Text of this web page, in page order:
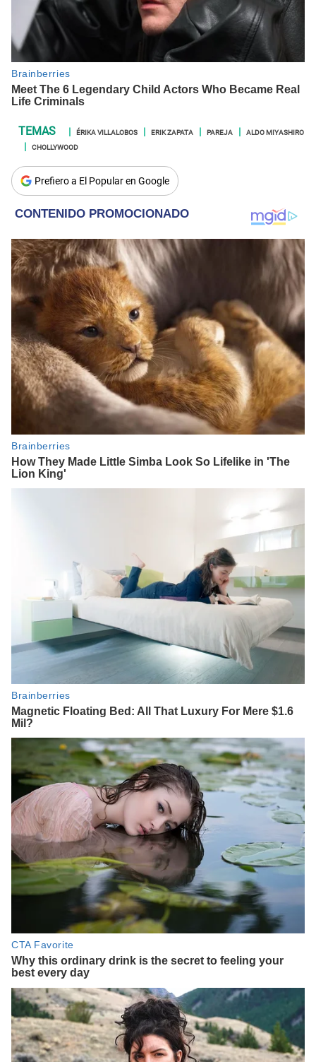
ÉRIKA VILLALOBOS ERIK ZAPATA PAREJA
ALDO MIYASHIRO
CHOLLYWOOD
Prefiero a El Popular en Google